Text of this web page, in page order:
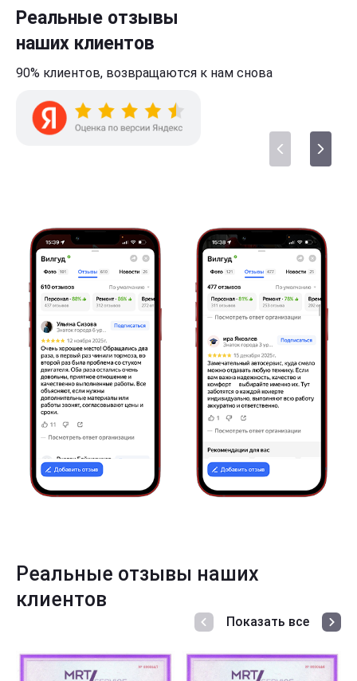
Реальные отзывы
наших клиентов
90% клиентов, возвращаются к нам снова
Реальные отзывы наших
клиентов
Показать все